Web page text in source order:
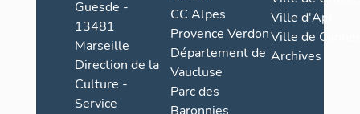
Guesde -
13481
Marseille
Direction de la
Culture -
Service
CC Alpes
Provence Verdon
Département de
Vaucluse
Parc des
Ville d'Apt
Ville de
Archives